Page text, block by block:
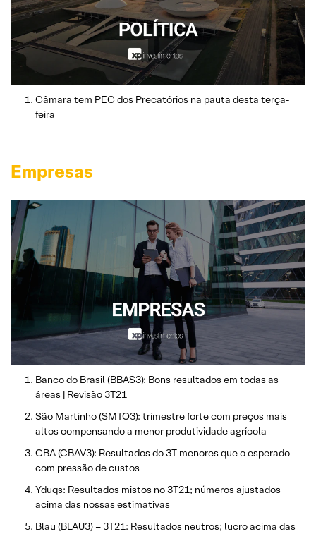
Câmara tem PEC dos Precatórios na pauta desta terça-
feira
Empresas
Banco do Brasil (BBAS3): Bons resultados em todas as
áreas | Revisão 3T21
São Martinho (SMTO3): trimestre forte com preços mais
altos compensando a menor produtividade agrícola
CBA (CBAV3): Resultados do 3T menores que o esperado
com pressão de custos
Yduqs: Resultados mistos no 3T21; números ajustados
acima das nossas estimativas
Blau (BLAU3) – 3T21: Resultados neutros; lucro acima das